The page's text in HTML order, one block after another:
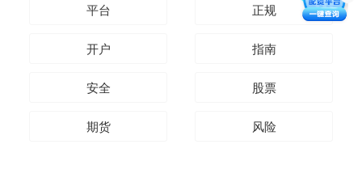
平台 正规
开户 指南
安全 股票
期货 风险